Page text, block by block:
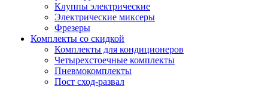
Клуппы электрические
Электрические миксеры
Фрезеры
Комплекты со скидкой
Комплекты для кондиционеров
Четырехстоечные комплекты
Пневмокомплекты
Пост сход-развал